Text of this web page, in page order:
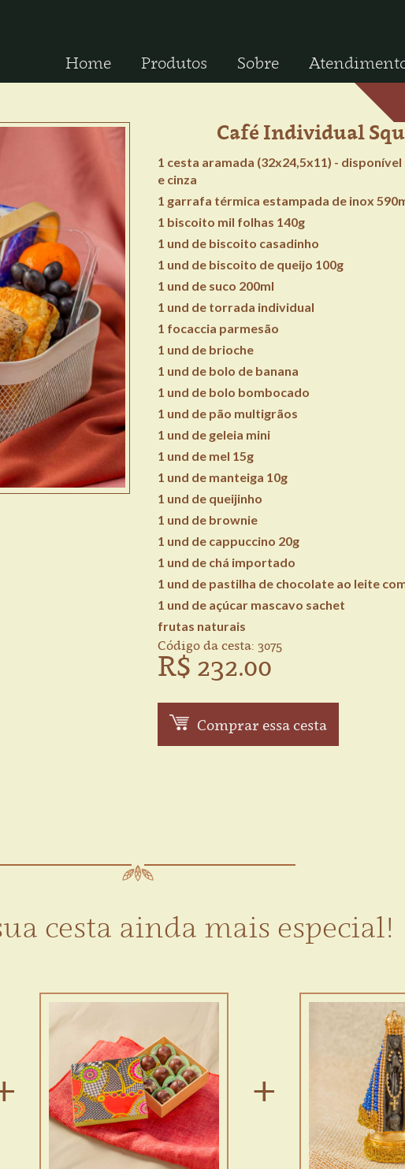
Home Produtos Sobre
Café Individual
1 cesta aramada (32x24,5x11) -
e cinza
1 garrafa térmica estampada de inox
1 biscoito mil folhas 140g
1 und de biscoito casadinho
1 und de biscoito de queijo 100g
1 und de suco 200ml
1 und de torrada individual
1 focaccia parmesão
1 und de brioche
1 und de bolo de banana
1 und de bolo bombocado
1 und de pão multigrãos
1 und de geleia mini
1 und de mel 15g
1 und de manteiga 10g
1 und de queijinho
1 und de brownie
1 und de cappuccino 20g
1 und de chá importado
1 und de pastilha de chocolate ao leite
1 und de açúcar mascavo sachet
frutas naturais
Código da cesta: 3075
R$ 232.00
Comprar essa cesta
cesta ainda mais especial!